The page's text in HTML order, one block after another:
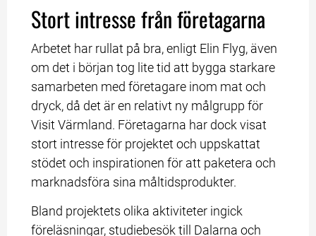
Stort intresse från företagarna
Arbetet har rullat på bra, enligt Elin Flyg, även
om det i början tog lite tid att bygga starkare
samarbeten med företagare inom mat och
dryck, då det är en relativt ny målgrupp för
Visit Värmland. Företagarna har dock visat
stort intresse för projektet och uppskattat
stödet och inspirationen för att paketera och
marknadsföra sina måltidsprodukter.
Bland projektets olika aktiviteter ingick
föreläsningar, studiebesök till Dalarna och